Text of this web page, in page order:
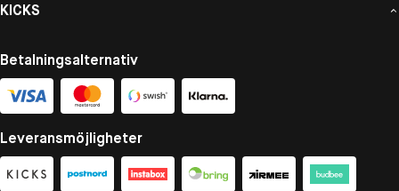
KICKS
Betalningsalternativ
Leveransmöjligheter